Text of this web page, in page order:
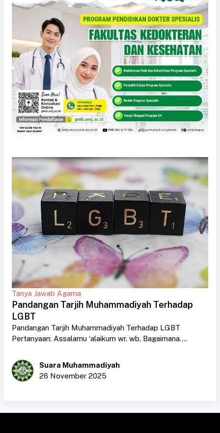
Tanya Jawab Agama
Pandangan Tarjih Muhammadiyah Terhadap
LGBT
Pandangan Tarjih Muhammadiyah Terhadap LGBT
Pertanyaan: Assalamu ‘alaikum wr. wb. Bagaimana....
Suara Muhammadiyah
26 November 2025